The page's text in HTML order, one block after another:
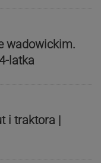
wadowickim.
latka
i traktora |